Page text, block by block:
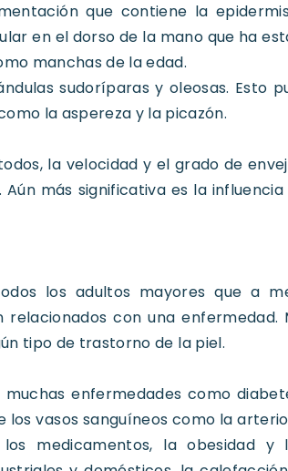
que contiene la
en el dorso de la mano que ha
manchas de la edad.
sudoríparas y oleosas. Esto
la aspereza y la picazón.
la velocidad y el grado de
más significativa es la
los adultos mayores que a
con una enfermedad.
tipo de trastorno de la piel.
enfermedades como
vasos sanguíneos como la
medicamentos, la obesidad y